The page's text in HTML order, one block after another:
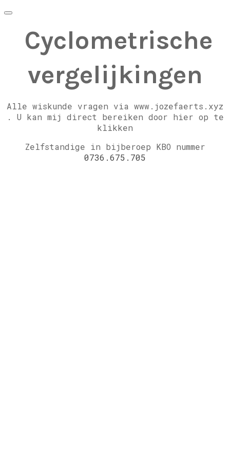
Cyclometrische
vergelijkingen
Alle wiskunde vragen via www.jozefaerts.xyz
. U kan mij direct bereiken door hier op te
klikken
Zelfstandige in bijberoep KBO nummer
0736.675.705